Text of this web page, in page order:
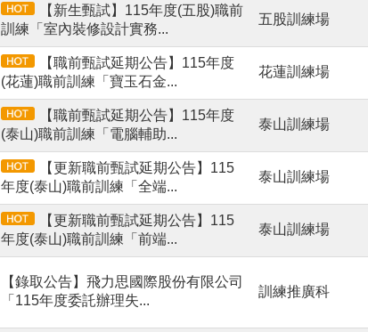
【新生甄試】115年度(五股)職前
訓練「室內裝修設計實務...
五股訓練場
【職前甄試延期公告】115年度
(花蓮)職前訓練「寶玉石金...
花蓮訓練場
【職前甄試延期公告】115年度
(泰山)職前訓練「電腦輔助...
泰山訓練場
【更新職前甄試延期公告】115
年度(泰山)職前訓練「全端...
泰山訓練場
【更新職前甄試延期公告】115
年度(泰山)職前訓練「前端...
泰山訓練場
【錄取公告】飛力思國際股份有限公司
「115年度委託辦理失...
訓練推廣科